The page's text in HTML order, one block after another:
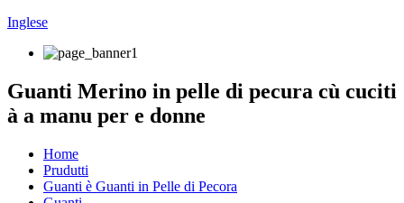
Inglese
Guanti Merino in pelle di pecura cù cuciti
à a manu per e donne
Home
Prudutti
Guanti è Guanti in Pelle di Pecora